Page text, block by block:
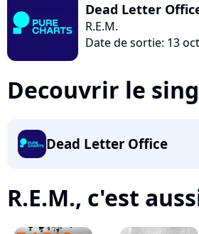
Dead Letter
R.E.M.
Date de sortie: 13
Decouvrir le
Dead Letter Office
R.E.M., c'est